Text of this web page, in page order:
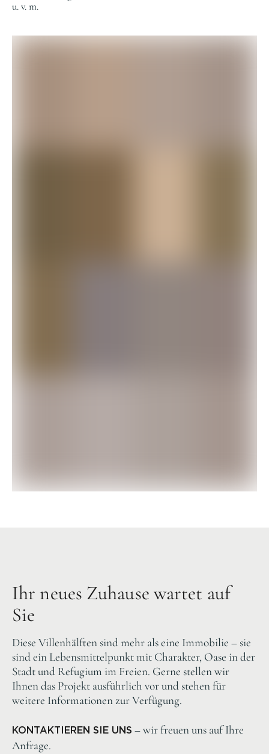
u. v. m.
Ihr neues Zuhause wartet auf
Sie
Diese Villenhälften sind mehr als eine Immobilie – sie
sind ein Lebensmittelpunkt mit Charakter, Oase in der
Stadt und Refugium im Freien. Gerne stellen wir
Ihnen das Projekt ausführlich vor und stehen für
weitere Informationen zur Verfügung.
KONTAKTIEREN SIE UNS – wir freuen uns auf Ihre
Anfrage.